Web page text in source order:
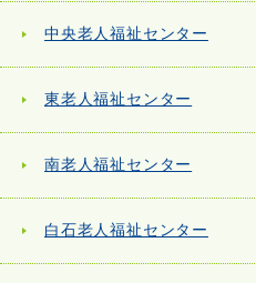
中央老人福祉センター
東老人福祉センター
南老人福祉センター
白石老人福祉センター